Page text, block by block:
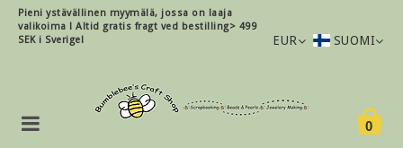
Pieni ystävällinen myymälä, jossa on laaja
valikoima ! Altid gratis fragt ved bestilling> 499
SEK i Sverige!
EUR SUOMI
0